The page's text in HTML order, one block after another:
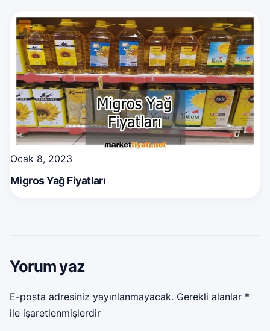
Ocak 8, 2023
Migros Yağ Fiyatları
Yorum yaz
E-posta adresiniz yayınlanmayacak. Gerekli alanlar *
ile işaretlenmişlerdir